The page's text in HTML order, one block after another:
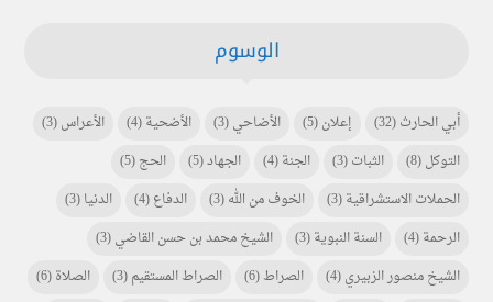
الوسوم
أبي الحارث(32) إعلان(5) الأضاحي(3) الأضحية(4) الأعراس(3)
التوكل(8) الثبات(3) الجنة(4) الجهاد(5) الحج(5)
الحملات الاستشراقية(3) الخوف من الله(3) الدفاع(4) الدنيا(3)
الرحمة(4) السنة النبوية(3) الشيخ محمد بن حسن القاضي(3)
الشيخ منصور الزبيري(4) الصراط(6) الصراط المستقيم(3) الصلاة(6)